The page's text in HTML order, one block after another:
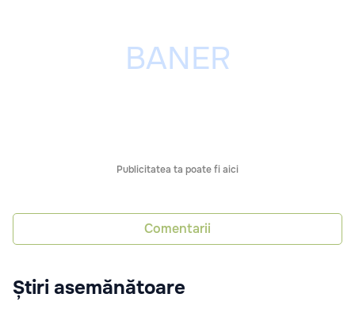
Publicitatea ta poate fi aici
Comentarii
Știri asemănătoare